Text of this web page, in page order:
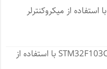
مدار دیمر پاور LED با استفاده از میکروکنترلر
پروگرم کردن بورد STM32F103C8 با استفاده از